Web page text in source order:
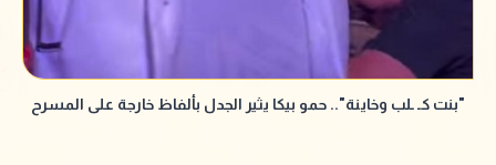
"بنت كـ ـلب وخاينة".. حمو بيكا يثير الجدل بألفاظ خارجة على المسرح